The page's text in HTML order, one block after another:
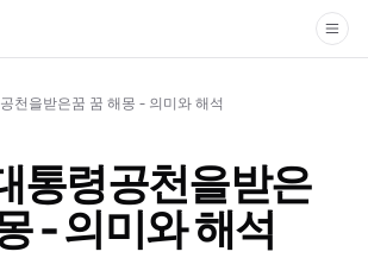
천을받은꿈 꿈 해몽 - 의미와 해석
통령공천을받은
- 의미와 해석